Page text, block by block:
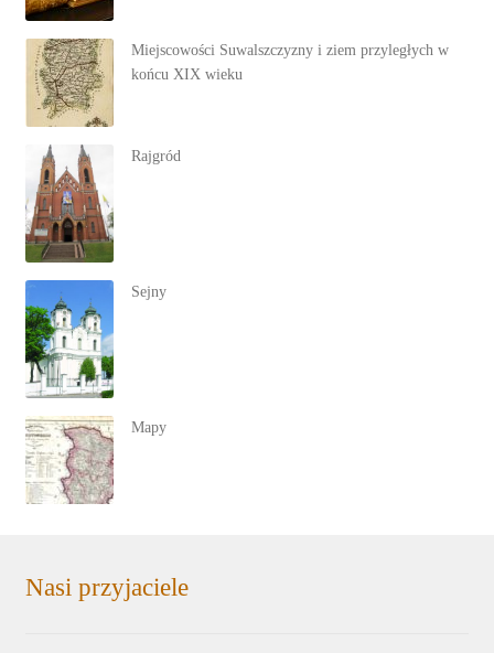
Miejscowości Suwalszczyzny i ziem przyległych w
końcu XIX wieku
Rajgród
Sejny
Mapy
Nasi przyjaciele